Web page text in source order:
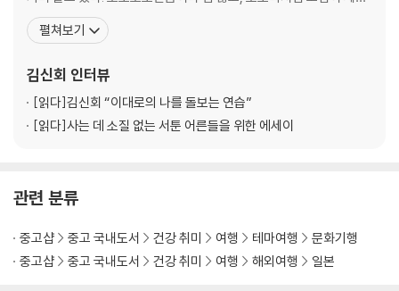
[Tokyo Sweets 03] 아사쿠사 간식 <센베 & 아게만쥬>
혼자 밥 먹기 연습 -카페 런치
반성의 식탁 -함바가
위험한 독신녀 -카레라이스
[Tokyo Sweets 04] 하라주쿠 터줏대감 <크레페>
◎ 싱글의 소박한 도쿄나들이 <새벽 수산시장 가는 날>
#5_도쿄의 어떤 면(麵)이 좋아?
그날 밤은 지진이었나? -키츠네소바
너부리인 양 자주 직언을 하는 사람. 전반적인 성격은 너부리에 가깝
다는 것을 자각하고 가끔 반성하면서 지낸다. 다정하지만 시니컬하
지만 그 말을 듣지 않는 대부분의 시간
펼쳐보기
김신회 인터뷰
[읽다]김신회 “이대로의 나를 돌보는 연습”
[읽다]사는 데 소질 없는 서툰 어른들을 위한 에세이
관련 분류
중고샵 중고 국내도서 건강 취미 여행 테마여행
문화기행
중고샵
중고 국내도서 건강 취미 여행 해외여행 일본